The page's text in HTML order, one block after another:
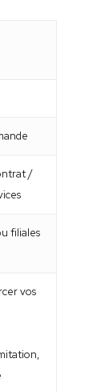
/
filiales
vos